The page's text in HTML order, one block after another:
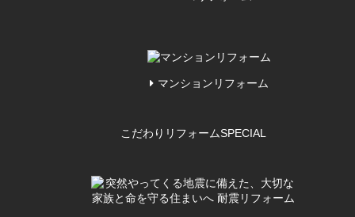
マンションリフォーム
こだわりリフォームSPECIAL